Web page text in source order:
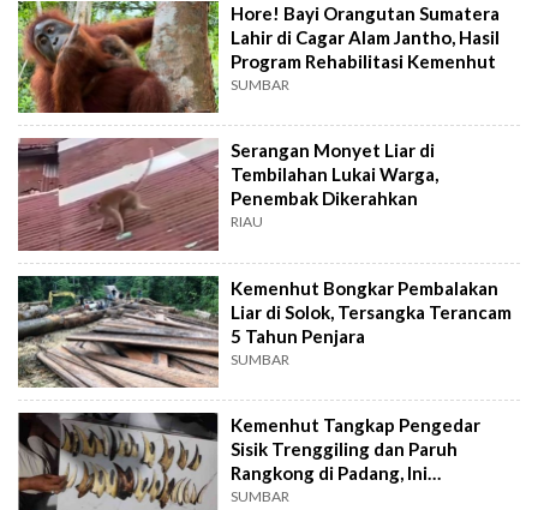
Hore! Bayi Orangutan Sumatera
Lahir di Cagar Alam Jantho, Hasil
Program Rehabilitasi Kemenhut
SUMBAR
Serangan Monyet Liar di
Tembilahan Lukai Warga,
Penembak Dikerahkan
RIAU
Kemenhut Bongkar Pembalakan
Liar di Solok, Tersangka Terancam
5 Tahun Penjara
SUMBAR
Kemenhut Tangkap Pengedar
Sisik Trenggiling dan Paruh
Rangkong di Padang, Ini
Kronologinya
SUMBAR